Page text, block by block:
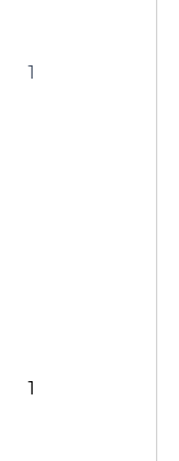
1
1